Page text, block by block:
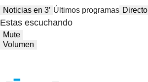
Noticias en 3′ Últimos programas Directo
Estas escuchando
Mute
Volumen